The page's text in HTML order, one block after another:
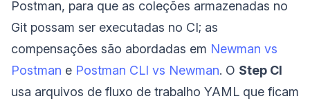
Postman, para que as coleções armazenadas no
Git possam ser executadas no CI; as
compensações são abordadas em Newman vs
Postman e Postman CLI vs Newman. O Step CI
usa arquivos de fluxo de trabalho YAML que ficam